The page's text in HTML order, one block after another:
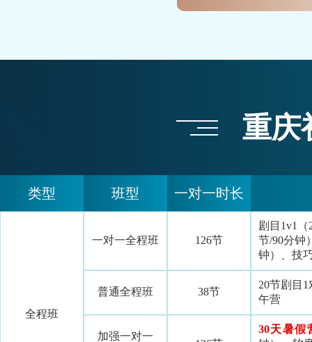
重庆
类型 班型 一对一时长
全程班
一对一全程班 126节
剧目1v1
节/90分钟
钟）、技
普通全程班 38节
20节剧目
午营
加强一对一
30天暑假